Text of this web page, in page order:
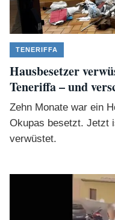
TENERIFFA
Hausbesetzer
Teneriffa – und
Zehn Monate war ein
Okupas besetzt. Jetzt
verwüstet.